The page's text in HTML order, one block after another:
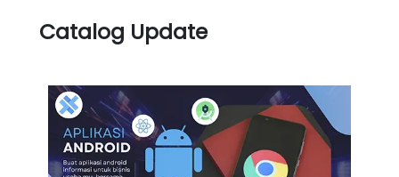
Catalog Update